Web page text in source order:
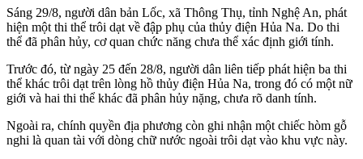
Sáng 29/8, người dân bản Lốc, xã Thông Thụ, tỉnh Nghệ An, phát
hiện một th‌i th‌ể trôi dạt về đập phụ của thủy điện Hủa Na. Do th‌i
th‌ể đã phân hủy, cơ quan chức năng chưa thể xác định giới tính.
Trước đó, từ ngày 25 đến 28/8, người dân liên tiếp phát hiện ba th‌i
th‌ể khác trôi dạt trên lòng hồ thủy điện Hủa Na, trong đó có một nữ
giới và hai th‌i th‌ể khác đã phân hủy nặng, chưa rõ danh tính.
Ngoài ra, chính quyền địa phương còn ghi nhận một chiếc hòm gỗ
nghi là quan tài với dòng chữ nước ngoài trôi dạt vào khu vực này.